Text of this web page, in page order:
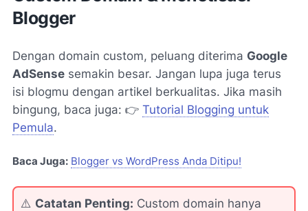
Blogger
Dengan domain custom, peluang diterima Google
AdSense semakin besar. Jangan lupa juga terus
isi blogmu dengan artikel berkualitas. Jika masih
bingung, baca juga: 👉 Tutorial Blogging untuk
Pemula.
Baca Juga: Blogger vs WordPress Anda Ditipu!
⚠️ Catatan Penting: Custom domain hanya